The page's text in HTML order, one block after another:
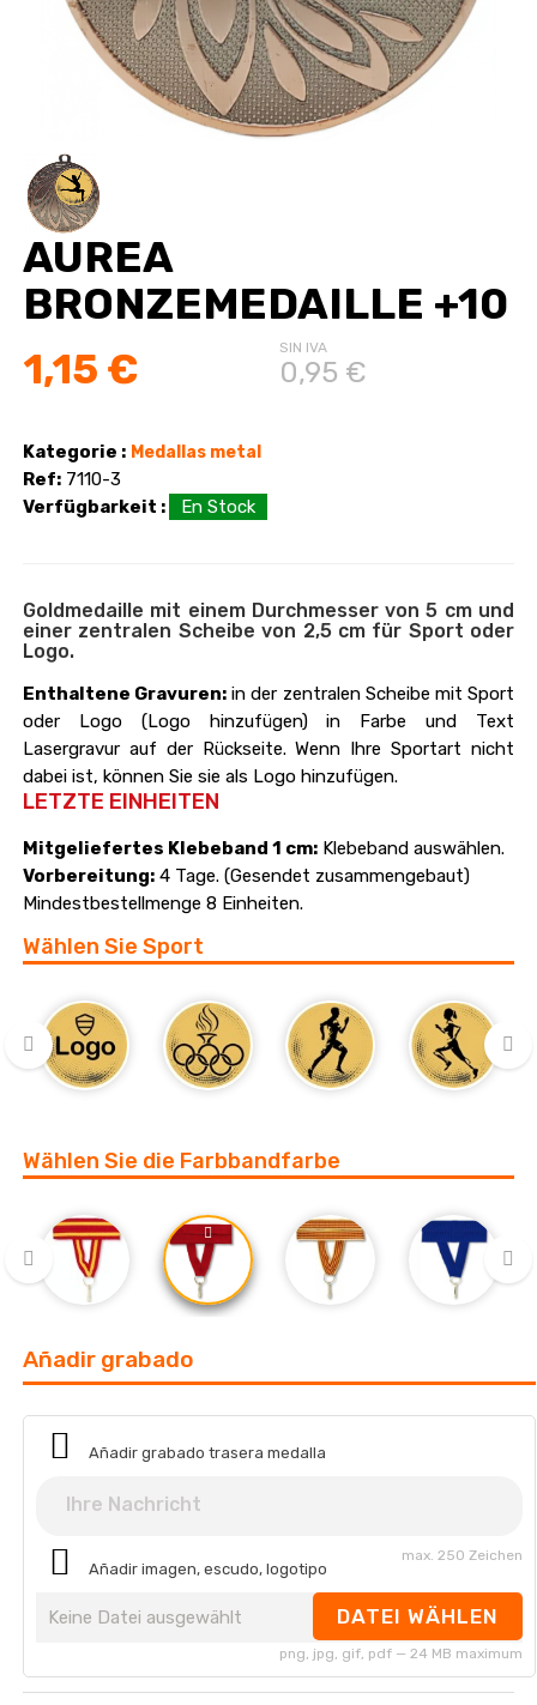
AUREA
BRONZEMEDAILLE +10
1,15 € SIN IVA
0,95 €
Kategorie : Medallas metal
Ref: 7110-3
Verfügbarkeit :
En Stock
Goldmedaille mit einem Durchmesser von 5 cm und
einer zentralen Scheibe von 2,5 cm für Sport oder
Logo.
Enthaltene Gravuren: in der zentralen Scheibe mit Sport
oder Logo (Logo hinzufügen) in Farbe und Text
Lasergravur auf der Rückseite. Wenn Ihre Sportart nicht
dabei ist, können Sie sie als Logo hinzufügen.
LETZTE EINHEITEN
Mitgeliefertes Klebeband 1 cm: Klebeband auswählen.
Vorbereitung: 4 Tage. (Gesendet zusammengebaut)
Mindestbestellmenge 8 Einheiten.
Wählen Sie Sport
Wählen Sie die Farbbandfarbe
Añadir grabado
Añadir grabado trasera medalla
max. 250 Zeichen
Añadir imagen, escudo, logotipo
Keine Datei ausgewählt DATEI WÄHLEN
png, jpg, gif, pdf — 24 MB maximum